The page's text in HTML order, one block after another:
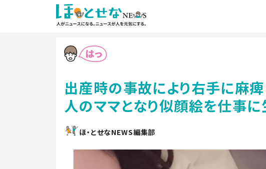
出産時の事故により右手に麻
人のママとなり似顔絵を仕事
ほ・とせなNEWS編集部